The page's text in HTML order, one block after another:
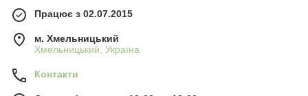
Працює з 02.07.2015
м. Хмельницький
Хмельницький, Україна
Контакти